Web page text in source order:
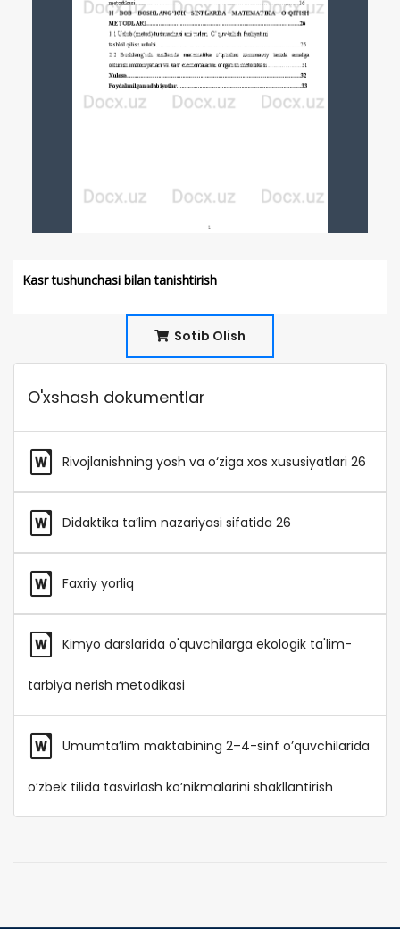
Kasr tushunchasi bilan tanishtirish
Sotib Olish
O'xshash dokumentlar
Rivojlanishning yosh va o‘ziga xos xususiyatlari 26
Didaktika ta’lim nazariyasi sifatida 26
Faxriy yorliq
Kimyo darslarida o'quvchilarga ekologik ta'lim-
tarbiya nerish metodikasi
Umumta’lim maktabining 2–4-sinf o’quvchilarida
o’zbek tilida tasvirlash ko’nikmalarini shakllantirish